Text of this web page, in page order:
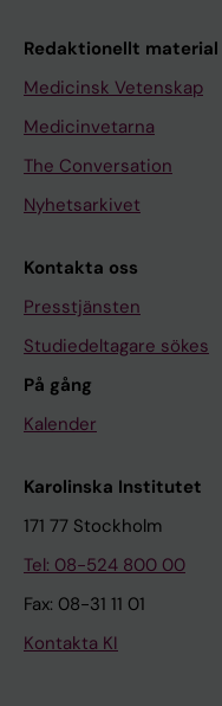
Redaktionellt material
Medicinsk Vetenskap
Medicinvetarna
The Conversation
Nyhetsarkivet
Kontakta oss
Presstjänsten
Studiedeltagare sökes
På gång
Kalender
Karolinska Institutet
171 77 Stockholm
Tel: 08-524 800 00
Fax: 08-31 11 01
Kontakta KI